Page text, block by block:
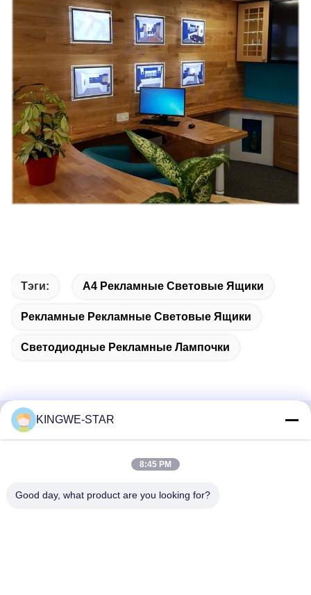
Тэги: A4 Рекламные Световые Ящики
Рекламные Рекламные Световые Ящики
Светодиодные Рекламные Лампочки
Быстрый контакт
Баишисия, улица Фюён, район Баоан, Шэньчжэнь,
KINGWE-STAR
8:45 PM
Good day, what product are you looking for?